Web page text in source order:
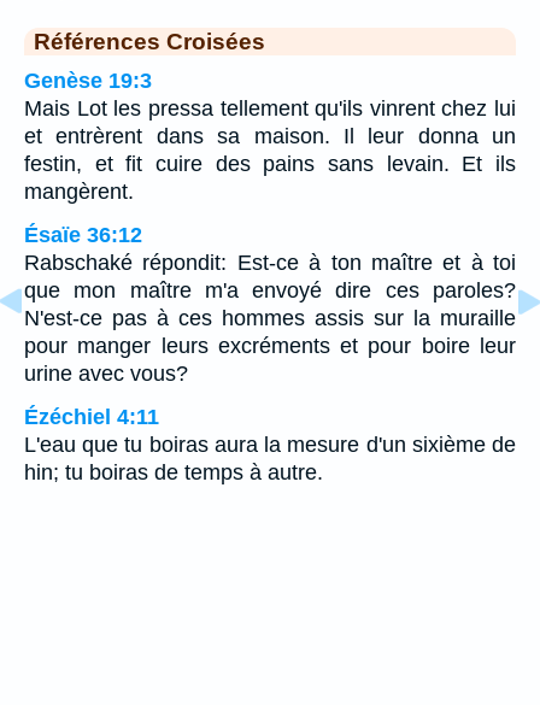
Références Croisées
Genèse 19:3
Mais Lot les pressa tellement qu'ils vinrent chez lui
et entrèrent dans sa maison. Il leur donna un
festin, et fit cuire des pains sans levain. Et ils
mangèrent.
Ésaïe 36:12
Rabschaké répondit: Est-ce à ton maître et à toi
que mon maître m'a envoyé dire ces paroles?
N'est-ce pas à ces hommes assis sur la muraille
pour manger leurs excréments et pour boire leur
urine avec vous?
Ézéchiel 4:11
L'eau que tu boiras aura la mesure d'un sixième de
hin; tu boiras de temps à autre.